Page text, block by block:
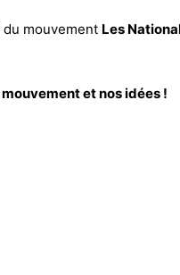
du mouvement Les
et nos idées !